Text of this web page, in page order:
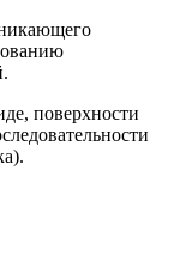
поверхности